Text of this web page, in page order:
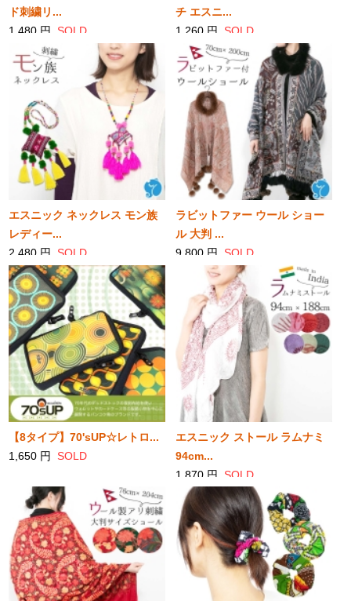
ド刺繍リ...
1,480 円 SOLD
チ エスニ...
1,260 円 SOLD
エスニック ネックレス モン族
レディー...
2,480 円 SOLD
ラビットファー ウール ショー
ル 大判 ...
9,800 円 SOLD
【8タイプ】70'sUP☆レトロ...
1,650 円SOLD
エスニック ストール ラムナミ
94cm...
1,870 円 SOLD